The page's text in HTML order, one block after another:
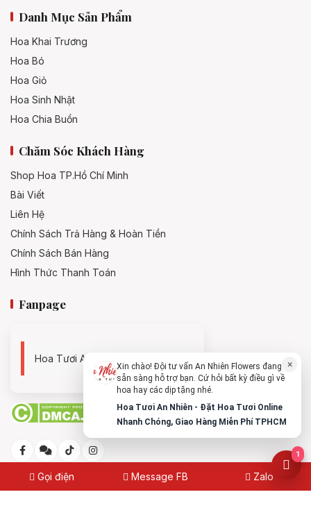
Gọi điện Message FB Zalo
Danh Mục Sản Phẩm
Hoa Khai Trương
Hoa Bó
Hoa Giỏ
Hoa Sinh Nhật
Hoa Chia Buồn
Chăm Sóc Khách Hàng
Shop Hoa TP.Hồ Chí Minh
Bài Viết
Liên Hệ
Chính Sách Trả Hàng & Hoàn Tiền
Chính Sách Bán Hàng
Hình Thức Thanh Toán
Fanpage
Hoa Tươi An Nhiên - 0938494119
×
Xin chào! Đội tư vấn An Nhiên Flowers đang
sẵn sàng hỗ trợ bạn. Cứ hỏi bất kỳ điều gì về
hoa hay các dịp tặng nhé.
Hoa Tươi An Nhiên - Đặt Hoa Tươi Online
Nhanh Chóng, Giao Hàng Miễn Phí TPHCM
1